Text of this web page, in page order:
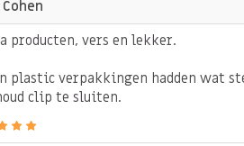
anti-oxidanten die je alleen
uit sesamzaadjes.
vetten & olie
vetzuren in sesamzaad zijn net
producten, vers en lekker.
plastic verpakkingen hadden wat
clip te sluiten.